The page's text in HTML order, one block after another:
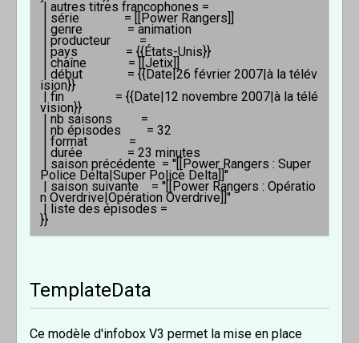
| autres titres francophones =
ision}}
vision}}
Police Delta|Super Police Delta]]''
n Overdrive|Opération Overdrive]]''
TemplateData
Ce modèle d'infobox V3 permet la mise en place